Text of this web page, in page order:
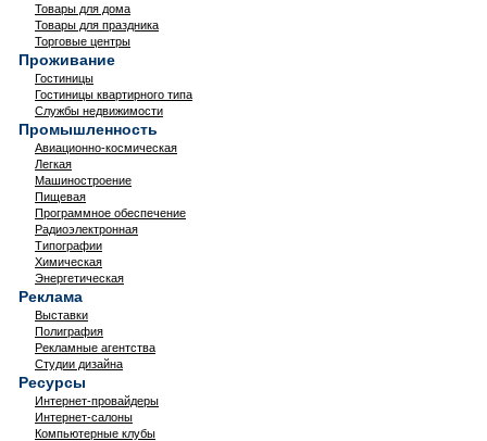
Товары для дома
Товары для праздника
Торговые центры
Проживание
Гостиницы
Гостиницы квартирного типа
Службы недвижимости
Промышленность
Авиационно-космическая
Легкая
Машиностроение
Пищевая
Программное обеспечение
Радиоэлектронная
Типографии
Химическая
Энергетическая
Реклама
Выставки
Полиграфия
Рекламные агентства
Студии дизайна
Ресурсы
Интернет-провайдеры
Интернет-салоны
Компьютерные клубы